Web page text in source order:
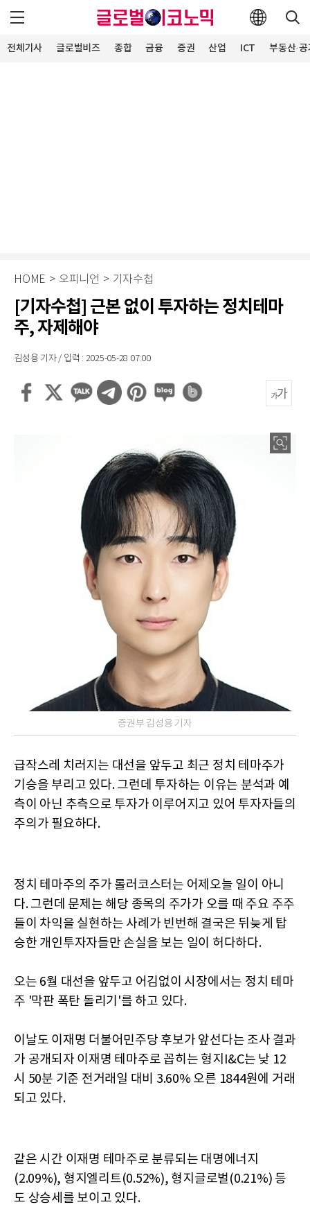
전체기사 글로벌비즈 종합 금융 증권 산업 ICT 부동산·
HOME > 오피니언 > 기자수첩
[기자수첩] 근본 없이 투자하는 정치테마
주, 자제해야
김성용 기자 / 입력 : 2025-05-28 07:00
증권부 김성용 기자
급작스레 치러지는 대선을 앞두고 최근 정치 테마주가
기승을 부리고 있다. 그런데 투자하는 이유는 분석과 예
측이 아닌 추측으로 투자가 이루어지고 있어 투자자들의
주의가 필요하다.
정치 테마주의 주가 롤러코스터는 어제오늘 일이 아니
다. 그런데 문제는 해당 종목의 주가가 오를 때 주요 주주
들이 차익을 실현하는 사례가 빈번해 결국은 뒤늦게 탑
승한 개인투자자들만 손실을 보는 일이 허다하다.
오는 6월 대선을 앞두고 어김없이 시장에서는 정치 테마
주 '막판 폭탄 돌리기'를 하고 있다.
이날도 이재명 더불어민주당 후보가 앞선다는 조사 결과
가 공개되자 이재명 테마주로 꼽히는 형지I&C는 낮 12
시 50분 기준 전거래일 대비 3.60% 오른 1844원에 거래
되고 있다.
같은 시간 이재명 테마주로 분류되는 대명에너지
(2.09%), 형지엘리트(0.52%), 형지글로벌(0.21%) 등
도 상승세를 보이고 있다.